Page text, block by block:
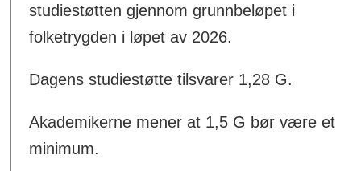
studiestøtten gjennom grunnbeløpet i
folketrygden i løpet av 2026.
Dagens studiestøtte tilsvarer 1,28 G.
Akademikerne mener at 1,5 G bør være et
minimum.